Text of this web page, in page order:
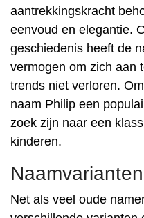
aantrekkingskracht
eenvoud en elegantie.
geschiedenis heeft de
vermogen om zich aan
trends niet verloren.
naam Philip een
zoek zijn naar een
kinderen.
Naamvarianten
Net als veel oude